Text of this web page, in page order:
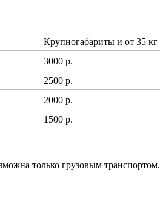
Крупногабариты и от 35 кг
3000 р.
2500 р.
2000 р.
1500 р.
только грузовым транспортом.